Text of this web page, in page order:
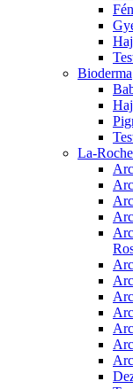
Bioderma
La-